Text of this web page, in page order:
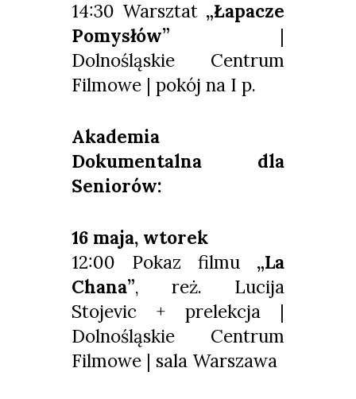
14:30 Warsztat „Łapacze
Pomysłów” |
Dolnośląskie Centrum
Filmowe | pokój na I p.
Akademia
Dokumentalna dla
Seniorów:
16 maja, wtorek
12:00 Pokaz filmu „La
Chana”, reż. Lucija
Stojevic + prelekcja |
Dolnośląskie Centrum
Filmowe | sala Warszawa